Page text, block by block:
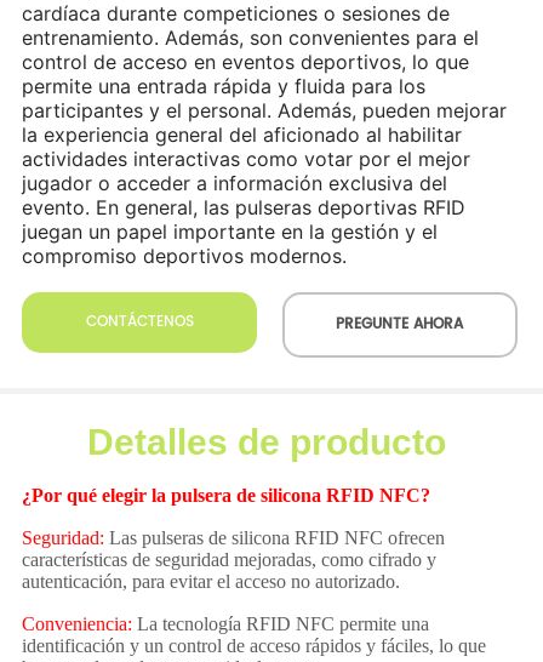
CONTÁCTENOS PREGUNTE AHORA
Detalles de producto